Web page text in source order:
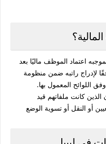
اعتماد الموظف ماليًا بعد
لإدراج راتبه ضمن منظومة
اللوائح المعمول بها.
كانت ملفاتهم قيد
أو النقل أو تسوية الوضع